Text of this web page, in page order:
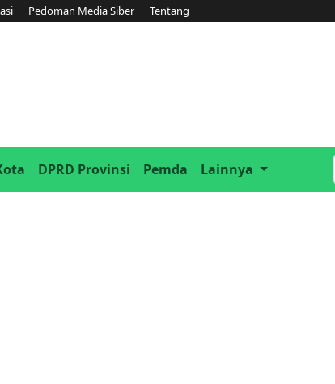
Pedoman Media Siber Tentang
DPRD Provinsi Pemda Lainnya